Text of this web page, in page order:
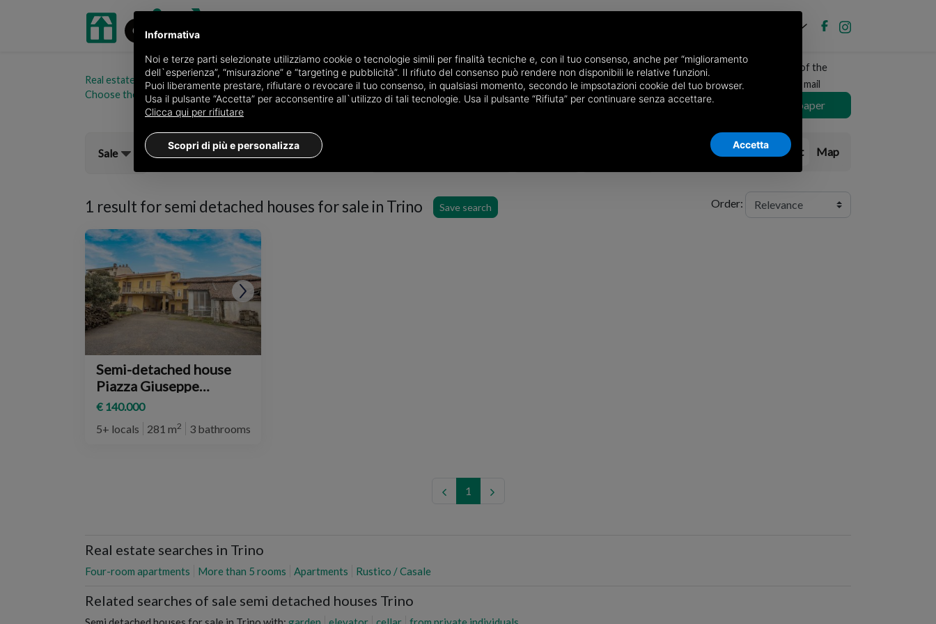
Real estate portal oikia.it Semi detached houses for sale in the province of Vercelli Semi detached houses for sale in Trino
Choose the area
Receive a copy of the
newspaper by mail
Choose newspaper
Sale List Map
1 result forsemi detached houses for sale in Trino Save search Order:
Semi-detached house
Piazza Giuseppe
Mazzini, Trino
€ 140.000
5+ locals
281 m2 3 bathrooms
1
Real estate searches in Trino
Four-room apartments More than 5 rooms Apartments Rustico / Casale
Related searches of sale semi detached houses Trino
Informativa
Noi e terze parti selezionate utilizziamo cookie o tecnologie simili per finalità tecniche e, con il tuo consenso, anche per “miglioramento
dell`esperienza”, “misurazione” e “targeting e pubblicità”. Il rifiuto del consenso può rendere non disponibili le relative funzioni.
Puoi liberamente prestare, rifiutare o revocare il tuo consenso, in qualsiasi momento, secondo le impsotazioni cookie del tuo browser.
Usa il pulsante “Accetta” per acconsentire all`utilizzo di tali tecnologie. Usa il pulsante “Rifiuta” per continuare senza accettare.
Clicca qui per rifiutare
Scopri di più e personalizza Accetta